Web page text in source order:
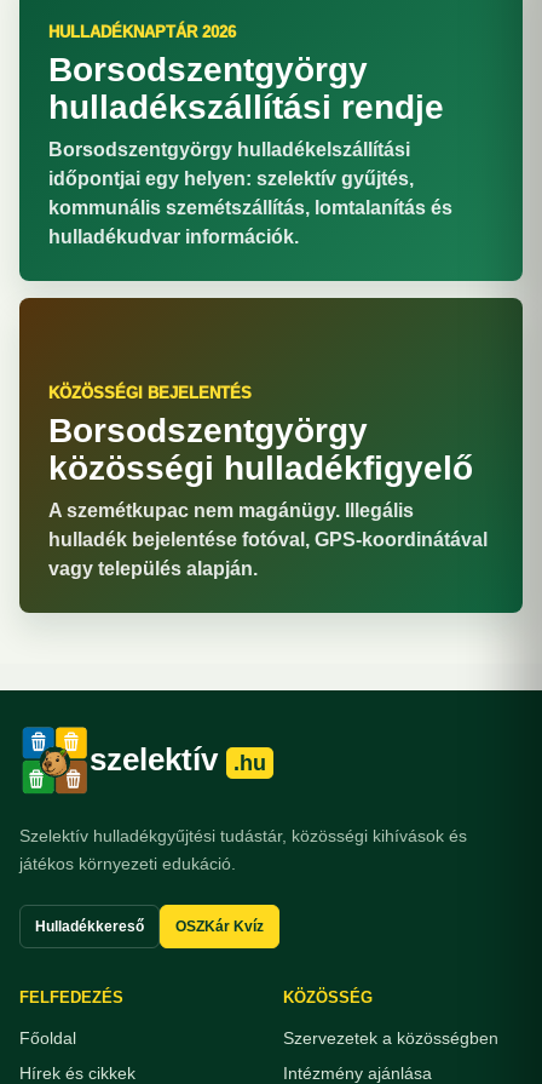
HULLADÉKNAPTÁR 2026
Borsodszentgyörgy
hulladékszállítási rendje
Borsodszentgyörgy hulladékelszállítási
időpontjai egy helyen: szelektív gyűjtés,
kommunális szemétszállítás, lomtalanítás és
hulladékudvar információk.
KÖZÖSSÉGI BEJELENTÉS
Borsodszentgyörgy
közösségi hulladékfigyelő
A szemétkupac nem magánügy. Illegális
hulladék bejelentése fotóval, GPS-koordinátával
vagy település alapján.
szelektív .hu
Szelektív hulladékgyűjtési tudástár, közösségi kihívások és
játékos környezeti edukáció.
Hulladékkereső OSZKár Kvíz
FELFEDEZÉS
Főoldal
Hírek és cikkek
KÖZÖSSÉG
Szervezetek a közösségben
Intézmény ajánlása